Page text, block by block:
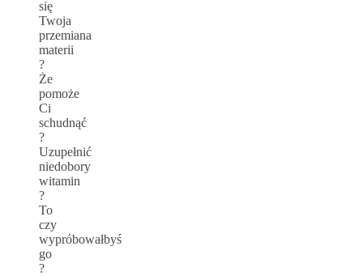
się
Twoja
przemiana
materii
?
Że
pomoże
Ci
schudnąć
?
Uzupełnić
niedobory
witamin
?
To
czy
wypróbowałbyś
go
?